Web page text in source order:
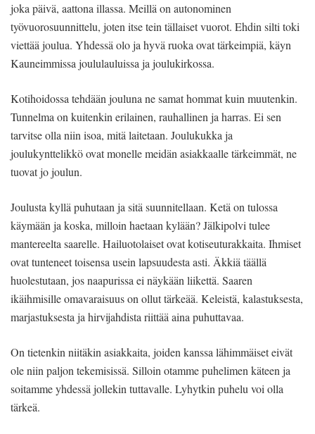
joka päivä, aattona illassa. Meillä on autonominen
työvuorosuunnittelu, joten itse tein tällaiset vuorot. Ehdin silti toki
viettää joulua. Yhdessä olo ja hyvä ruoka ovat tärkeimpiä, käyn
Kauneimmissa joululauluissa ja joulukirkossa.
Kotihoidossa tehdään jouluna ne samat hommat kuin muutenkin.
Tunnelma on kuitenkin erilainen, rauhallinen ja harras. Ei sen
tarvitse olla niin isoa, mitä laitetaan. Joulukukka ja
joulukynttelikkö ovat monelle meidän asiakkaalle tärkeimmät, ne
tuovat jo joulun.
Joulusta kyllä puhutaan ja sitä suunnitellaan. Ketä on tulossa
käymään ja koska, milloin haetaan kylään? Jälkipolvi tulee
mantereelta saarelle. Hailuotolaiset ovat kotiseuturakkaita. Ihmiset
ovat tunteneet toisensa usein lapsuudesta asti. Äkkiä täällä
huolestutaan, jos naapurissa ei näykään liikettä. Saaren
ikäihmisille omavaraisuus on ollut tärkeää. Keleistä, kalastuksesta,
marjastuksesta ja hirvijahdista riittää aina puhuttavaa.
On tietenkin niitäkin asiakkaita, joiden kanssa lähimmäiset eivät
ole niin paljon tekemisissä. Silloin otamme puhelimen käteen ja
soitamme yhdessä jollekin tuttavalle. Lyhytkin puhelu voi olla
tärkeä.